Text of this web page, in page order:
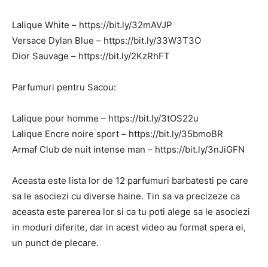
Lalique White – https://bit.ly/32mAVJP
Versace Dylan Blue – https://bit.ly/33W3T3O
Dior Sauvage – https://bit.ly/2KzRhFT
Parfumuri pentru Sacou:
Lalique pour homme – https://bit.ly/3tOS22u
Lalique Encre noire sport – https://bit.ly/35bmoBR
Armaf Club de nuit intense man – https://bit.ly/3nJiGFN
Aceasta este lista lor de 12 parfumuri barbatesti pe care
sa le asociezi cu diverse haine. Tin sa va precizeze ca
aceasta este parerea lor si ca tu poti alege sa le asociezi
in moduri diferite, dar in acest video au format spera ei,
un punct de plecare.